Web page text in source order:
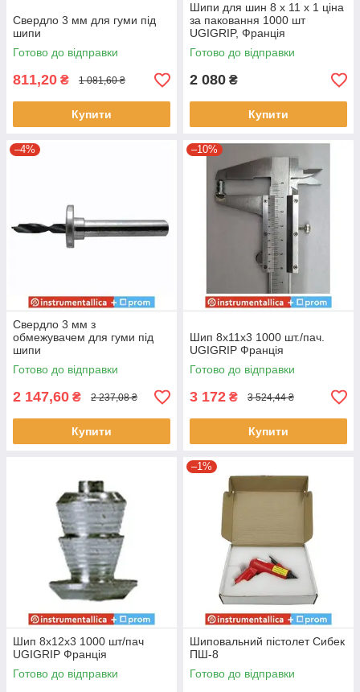
Свердло 3 мм для гуми під
шипи
Готово до відправки
811,20 ₴ 1 081,60 ₴
Купити
Шипи для шин 8 х 11 х 1 ціна
за паковання 1000 шт
UGIGRIP, Франція
Готово до відправки
2 080 ₴
Купити
–4%
Свердло 3 мм з
обмежувачем для гуми під
шипи
Готово до відправки
2 147,60 ₴ 2 237,08 ₴
Купити
–10%
Шип 8х11х3 1000 шт./пач.
UGIGRIP Франція
Готово до відправки
3 172 ₴ 3 524,44 ₴
Купити
Шип 8х12х3 1000 шт/пач
UGIGRIP Франція
Готово до відправки
–1%
Шиповальний пістолет Сибек
ПШ-8
Готово до відправки